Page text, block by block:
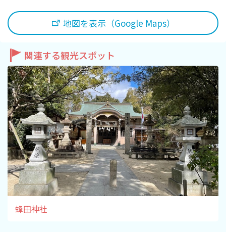
for Business
地図を表示（Google Maps）
関連する観光スポット
蜂田神社